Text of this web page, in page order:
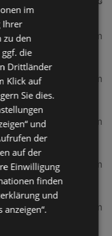
44,45 km
75,77 km
78,11 km
78,82 km
94,2 km
im
Ihrer
zu den
die
Drittländer
Klick auf
Sie dies.
und
der
auf der
Einwilligung
finden
und
anzeigen“.